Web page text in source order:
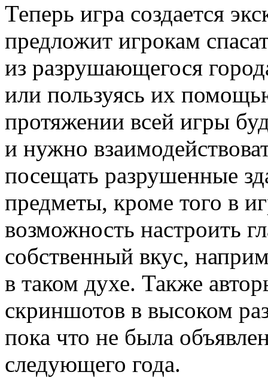
Теперь игра создается
предложит игрокам
из разрушающегося
или пользуясь их
протяжении всей игры
и нужно
посещать разрушенные
предметы, кроме того в
возможность настроить
собственный вкус,
в таком духе. Также
скриншотов в высоком
пока что не была
следующего года.